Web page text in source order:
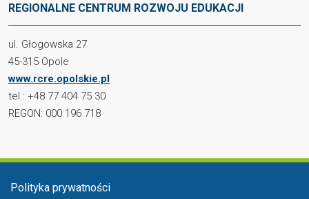
REGIONALNE CENTRUM ROZWOJU EDUKACJI
ul. Głogowska 27
45-315 Opole
www.rcre.opolskie.pl
tel.: +48 77 404 75 30
REGON: 000 196 718
Menu stopka
Polityka prywatności